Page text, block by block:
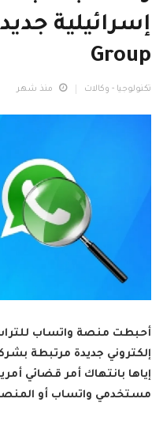
Group
تكنولوجيا - وكالات منذ شهر
أحبطت منصة واتساب
إياها بانتهاك أمر قضائي
مستخدمي واتساب أو